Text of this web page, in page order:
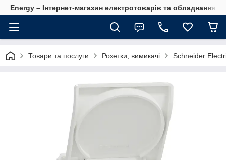
Energy – Інтернет-магазин електротоварів та обладнання
Товари та послуги Розетки, вимикачі Schneider